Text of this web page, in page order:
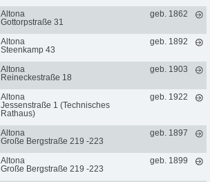
Altona
Gottorpstraße 31
geb. 1862
Altona
Steenkamp 43
geb. 1892
Altona
Reineckestraße 18
geb. 1903
Altona
Jessenstraße 1 (Technisches
Rathaus)
geb. 1922
Altona
Große Bergstraße 219 -223
geb. 1897
Altona
Große Bergstraße 219 -223
geb. 1899